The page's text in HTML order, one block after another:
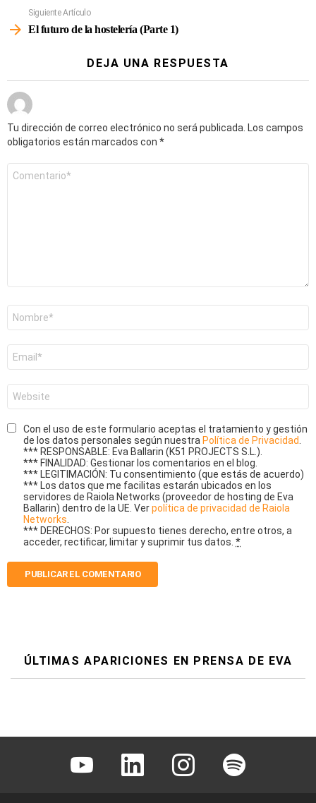
Siguiente Artículo
El futuro de la hostelería (Parte 1)
DEJA UNA RESPUESTA
Tu dirección de correo electrónico no será publicada. Los campos
obligatorios están marcados con *
electrónico
*
Con el uso de este formulario aceptas el tratamiento y gestión
de los datos personales según nuestra Política de Privacidad
*** RESPONSABLE: Eva Ballarin (K51 PROJECTS S.L.).
*** FINALIDAD: Gestionar los comentarios en el blog.
*** LEGITIMACIÓN: Tu consentimiento (que estás de acuerdo)
*** Los datos que me facilitas estarán ubicados en los
servidores de Raiola Networks (proveedor de hosting de Eva
Ballarin) dentro de la UE. Verpolítica de privacidad de Raiola
Networks
*** DERECHOS: Por supuesto tienes derecho, entre otros, a
acceder, rectificar, limitar y suprimir tus datos. *
ÚLTIMAS APARICIONES EN PRENSA DE EVA
Youtube Linkedin Instagram Spotify